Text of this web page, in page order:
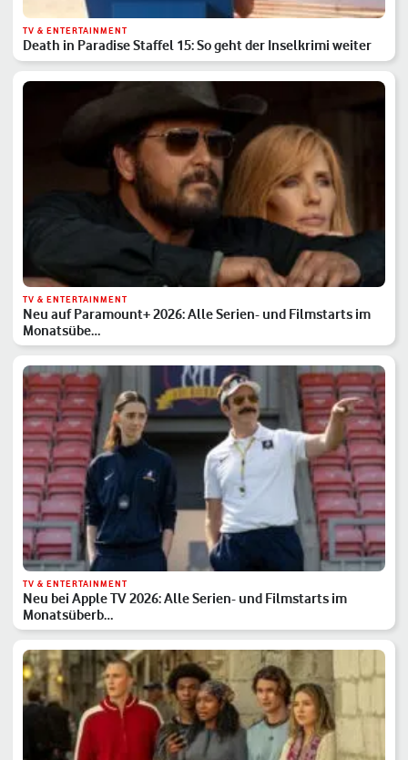
TV & ENTERTAINMENT
Death in Paradise Staffel 15: So geht der Inselkrimi weiter
TV & ENTERTAINMENT
Neu auf Paramount+ 2026: Alle Serien- und Filmstarts im
Monatsübe…
TV & ENTERTAINMENT
Neu bei Apple TV 2026: Alle Serien- und Filmstarts im
Monatsüberb…